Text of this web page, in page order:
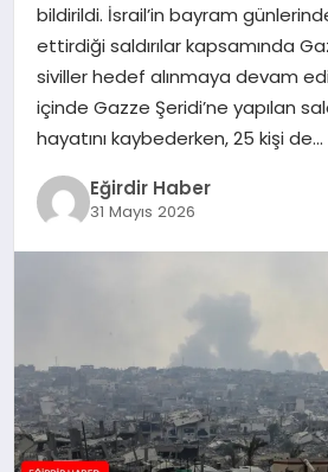
TEKNOLOJI
YAŞAM
bildirildi. İsrail’in bayram
ettirdiği saldırılar kapsamında
siviller hedef alınmaya devam
içinde Gazze Şeridi’ne yapılan
hayatını kaybederken, 25 kişi de…
Eğirdir Haber
31 Mayıs 2026